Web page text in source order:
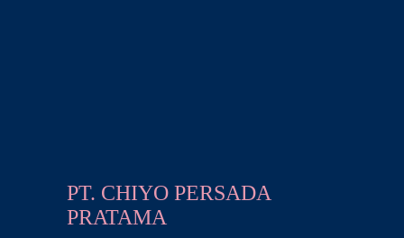
PT. CHIYO PERSADA
PRATAMA